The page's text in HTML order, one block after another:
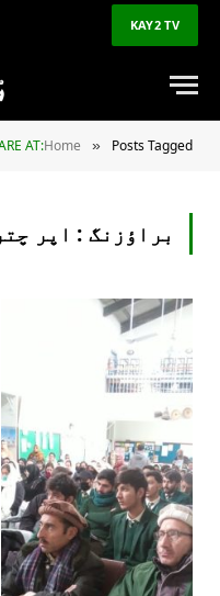
KAY2 TV
AT:Home » Posts Tagged "اپر چترال"
براؤزنگ : اپر